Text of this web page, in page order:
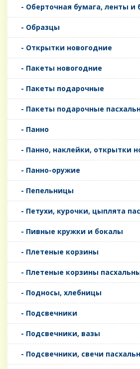
- Оберточная бумага, ленты и
- Образцы
- Открытки новогодние
- Пакеты новогодние
- Пакеты подарочные
- Пакеты подарочные
- Панно
- Панно, наклейки, открытки
- Панно-оружие
- Пепельницы
- Петухи, курочки, цыплята
- Пивные кружки и бокалы
- Плетеные корзины
- Плетеные корзины
- Подносы, хлебницы
- Подсвечники
- Подсвечники, вазы
- Подсвечники, свечи